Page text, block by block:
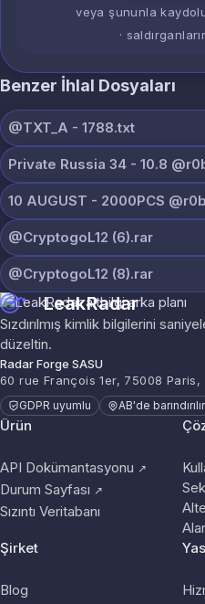
veya şununla
·
Benzer İhlal Dosyaları
@TXT_A - 1788.txt
Private Russia 34 - 10.8
10 AUGUST - 2000PCS
@CryptogoL12 (6).rar
@CryptogoL12 (8).rar
LeakRadar
Sızdırılmış kimlik bilgilerini
düzeltin.
Radar Forge SASU
60 rue François 1er, 75008 Paris,
GDPR uyumlu AB'de barındırılır
Ürün
API Dokümantasyonu ↗
Durum Sayfası ↗
Sızıntı Veritabanı
Şirket
Blog